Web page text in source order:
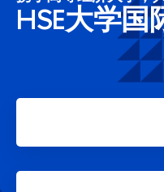
HSE大学国